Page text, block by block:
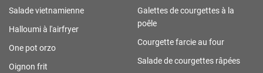
Salade vietnamienne
Halloumi à l'airfryer
One pot orzo
Oignon frit
Galettes de courgettes à la
poêle
Courgette farcie au four
Salade de courgettes râpées